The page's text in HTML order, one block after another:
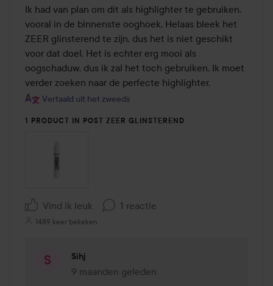
van
de
5
Ik had van plan om dit als highlighter te gebruiken,
vooral in de binnenste ooghoek. Helaas bleek het
ZEER glinsterend te zijn, dus het is niet geschikt
voor dat doel. Het is echter erg mooi als
oogschaduw, dus ik zal het toch gebruiken. Ik moet
verder zoeken naar de perfecte highlighter.
Vertaald uit het zweeds
1 PRODUCT IN POST ZEER GLINSTEREND
Vind ik leuk 1 reactie
1489 keer bekeken
Sihj
9 maanden geleden
Reactie geladen 9 maanden geleden